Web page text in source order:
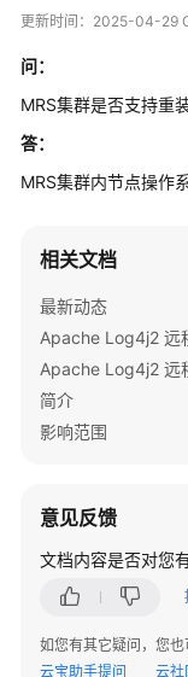
动
服
务
告
品
绍
计
费
明
速
入
用
户
更新时间： 2025-04-29
问：
MRS集群是否支持重
答：
MRS集群内节点操作
相关文档
最新动态
简介
影响范围
意见反馈
文档内容是否对您
如您有其它疑问，您
云宝助手提问
云社